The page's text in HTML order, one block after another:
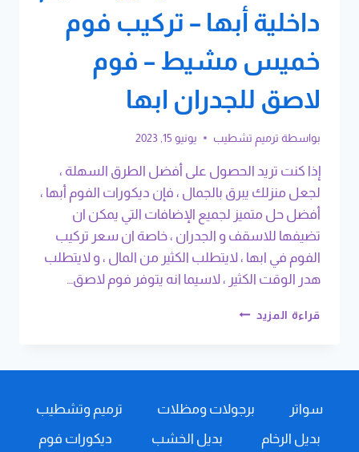
داخلية أبها – تركيب فوم
خميس مشيط – فوم
لاصق للجدران ابها
بواسطة ترميم تشطيب يونيو 15, 2023
إذا كنت تريد الحصول على أفضل الطرق السهلة ،
لجعل منزلك يبرق بالجمال ، فإن ديكورات الفوم أبها ،
أفضل حل متميز لجميع الإضافات التي يمكن ان
تضيفها للاسقف و الجدران ، خاصة ان سعر تركيب
الفوم في ابها ، لايتطلب الكثير من المال ، و لايتطلب
هدر الوقت الكثير ، لاسيما انه يتوفر فوم لاصق…
قراءة المزيد ديكورات
فوم
سواتر برجولات ومظلات
ترميم وتشطيب
بديل الرخام
بديل الخشب
ديكورات فوم